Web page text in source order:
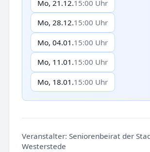
Mo, 21.12.15:00 Uhr
Mo, 28.12.15:00 Uhr
Mo, 04.01.15:00 Uhr
Mo, 11.01.15:00 Uhr
Mo, 18.01.15:00 Uhr
Veranstalter: Seniorenbeirat der
Westerstede